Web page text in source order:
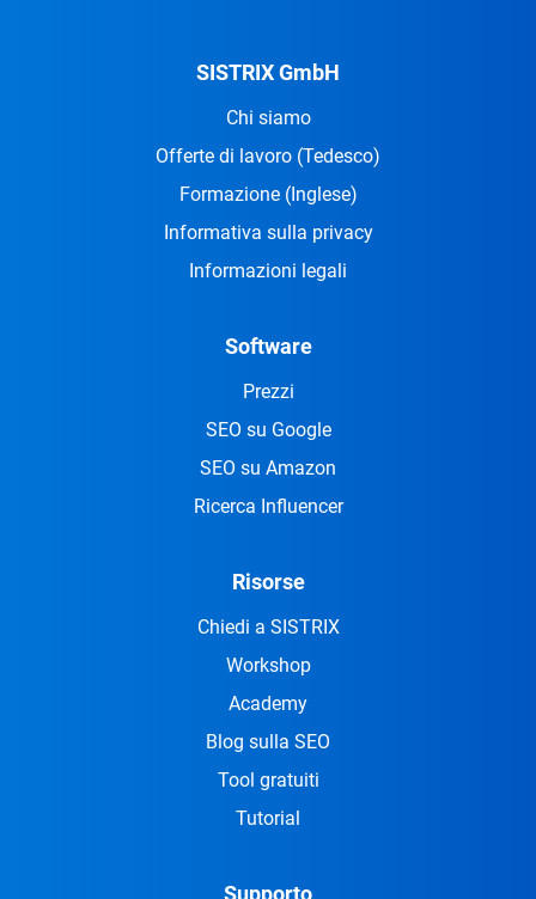
SISTRIX GmbH
Chi siamo
Offerte di lavoro (Tedesco)
Formazione (Inglese)
Informativa sulla privacy
Informazioni legali
Software
Prezzi
SEO su Google
SEO su Amazon
Ricerca Influencer
Risorse
Chiedi a SISTRIX
Workshop
Academy
Blog sulla SEO
Tool gratuiti
Tutorial
Supporto